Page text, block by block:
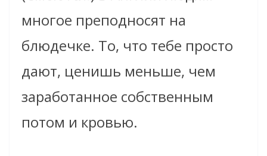
многое преподносят на
блюдечке. То, что тебе просто
дают, ценишь меньше, чем
заработанное собственным
потом и кровью.